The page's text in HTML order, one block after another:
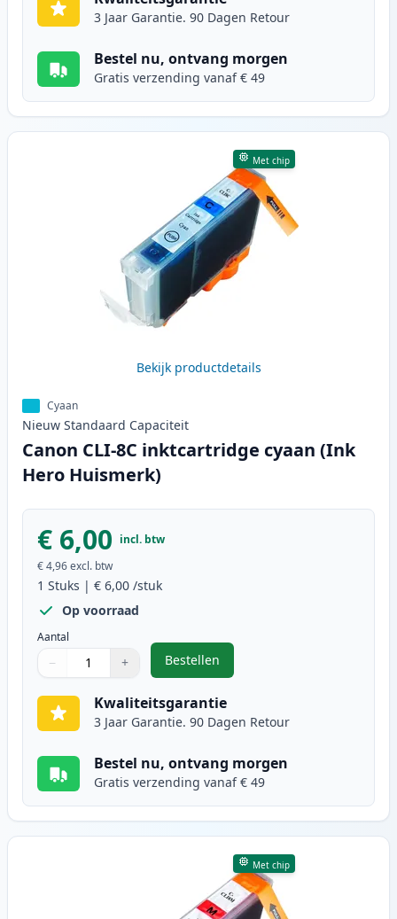
3 Jaar Garantie. 90 Dagen Retour
Bestel nu, ontvang morgen
Gratis verzending vanaf € 49
Met chip
Bekijk productdetails
Cyaan
Nieuw Standaard Capaciteit
Canon CLI-8C inktcartridge cyaan (Ink
Hero Huismerk)
€ 6,00 incl. btw
€ 4,96excl. btw
1 Stuks | € 6,00 /stuk
Op voorraad
Aantal
Gebruik de knoppen om aan te passen
− +
1
Bestellen
,Canon CLI-8C inktcartridge
Kwaliteitsgarantie
3 Jaar Garantie. 90 Dagen Retour
Bestel nu, ontvang morgen
Gratis verzending vanaf € 49
Met chip